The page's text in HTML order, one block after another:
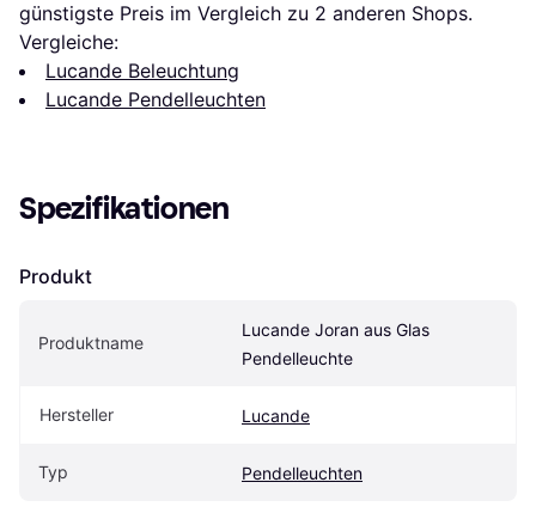
günstigste Preis im Vergleich zu 2 anderen Shops.
Vergleiche:
Lucande Beleuchtung
Lucande Pendelleuchten
Spezifikationen
Produkt
Produktname
Lucande Joran aus Glas
Pendelleuchte
Hersteller Lucande
Typ Pendelleuchten